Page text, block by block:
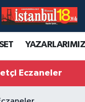
YAZARLARIMIZ
Eczaneler